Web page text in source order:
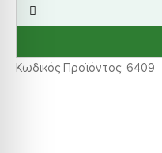
Κωδικός Προϊόντος: 6409